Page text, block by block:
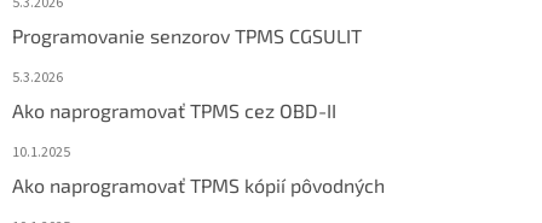
Programovanie senzorov TPMS CGSULIT
5.3.2026
Ako naprogramovať TPMS cez OBD-II
10.1.2025
Ako naprogramovať TPMS kópií pôvodných